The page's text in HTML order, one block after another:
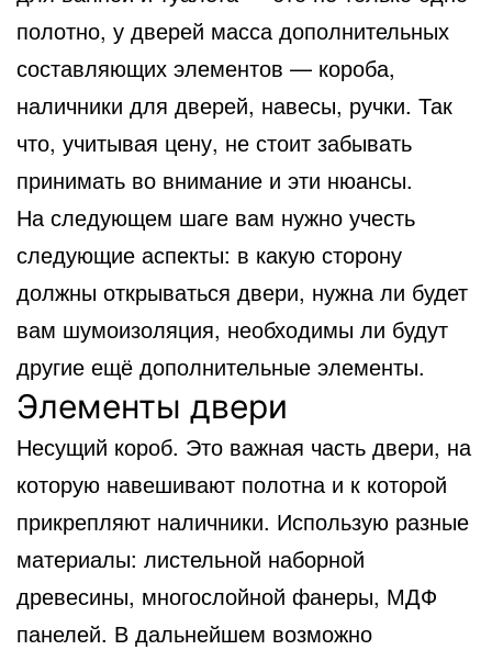
полотно, у дверей масса дополнительных
составляющих элементов — короба,
наличники для дверей, навесы, ручки. Так
что, учитывая цену, не стоит забывать
принимать во внимание и эти нюансы.
На следующем шаге вам нужно учесть
следующие аспекты: в какую сторону
должны открываться двери, нужна ли будет
вам шумоизоляция, необходимы ли будут
другие ещё дополнительные элементы.
Элементы двери
Несущий короб. Это важная часть двери, на
которую навешивают полотна и к которой
прикрепляют наличники. Использую разные
материалы: листельной наборной
древесины, многослойной фанеры, МДФ
панелей. В дальнейшем возможно